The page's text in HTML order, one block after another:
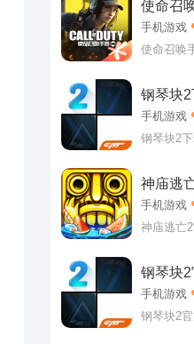
使命召
手机游戏
使命召唤
可以在这
的场景非
色体验，
装备，带
钢琴块
手机游戏
钢琴块2
提供海量
方式，让
的音乐解
将前面的
神庙逃
手机游戏
神庙逃亡
载给大家
验，其中
以更轻松
了角色之
钢琴块
手机游戏
钢琴块2